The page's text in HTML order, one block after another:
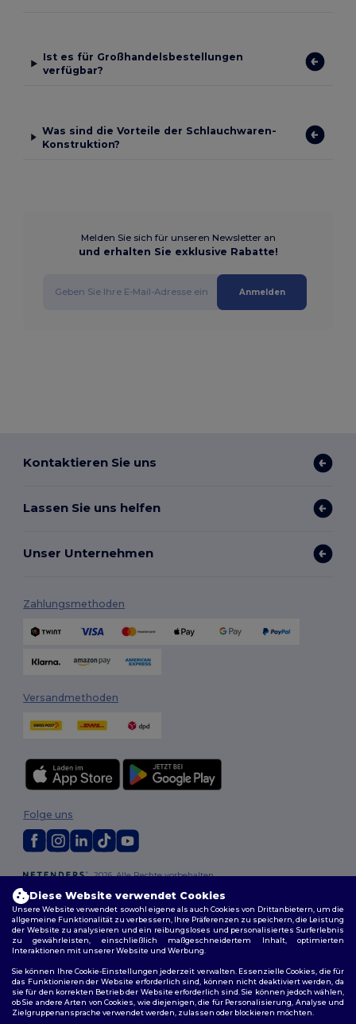
Ist es für Großhandelsbestellungen
verfügbar?
Was sind die Vorteile der Schlauchwaren-
Konstruktion?
Melden Sie sich für unseren Newsletter an
und erhalten Sie exklusive Rabatte!
Anmelden
Kontaktieren Sie uns
Lassen Sie uns helfen
Unser Unternehmen
Zahlungsmethoden
Versandmethoden
2026. Alle Rechte vorbehalten
Allgemeine Geschäftsbedingungen
| Personalisierungsrichtlinien
Datenschutzbestimmungen|Cookie-Richtlinie|
Folge uns
Diese Website verwendet Cookies
Unsere Website verwendet sowohl eigene als auch Cookies von Drittanbietern, um die
allgemeine Funktionalität zu verbessern, Ihre Präferenzen zu speichern, die Leistung
der Website zu analysieren und ein reibungsloses und personalisiertes Surferlebnis
zu gewährleisten, einschließlich maßgeschneidertem Inhalt, optimierten
Interaktionen mit unserer Website und Werbung.
Sie können Ihre Cookie-Einstellungen jederzeit verwalten. Essenzielle Cookies, die für
das Funktionieren der Website erforderlich sind, können nicht deaktiviert werden, da
sie für den korrekten Betrieb der Website erforderlich sind. Sie können jedoch wählen,
ob Sie andere Arten von Cookies, wie diejenigen, die für Personalisierung, Analyse und
Zielgruppenansprache verwendet werden, zulassen oder blockieren möchten.